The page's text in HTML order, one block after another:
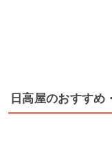
日高屋のおすすめ